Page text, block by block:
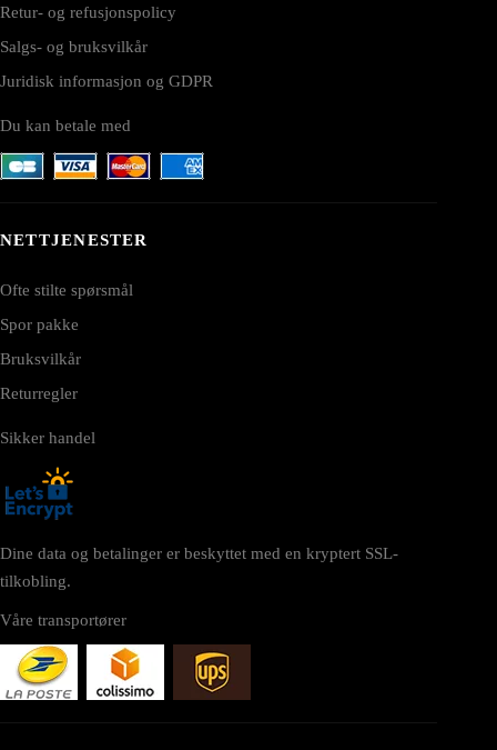
Retur- og refusjonspolicy
Salgs- og bruksvilkår
Juridisk informasjon og GDPR
Du kan betale med
NETTJENESTER
Ofte stilte spørsmål
Spor pakke
Bruksvilkår
Returregler
Sikker handel
Dine data og betalinger er beskyttet med en kryptert SSL-
tilkobling.
Våre transportører